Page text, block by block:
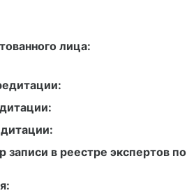
лица:
записи в реестре экспертов по